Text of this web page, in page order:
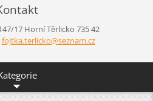
17Horní Těrlicko 735 42
fojtka.terlicko@seznam.cz